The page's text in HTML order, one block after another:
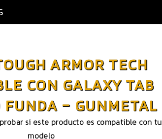
ARMOR TECH
CON GALAXY TAB
FUNDA – GUNMETAL
si este producto es compatible con tu
modelo